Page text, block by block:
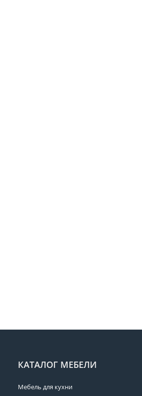
КАТАЛОГ МЕБЕЛИ
Мебель для кухни